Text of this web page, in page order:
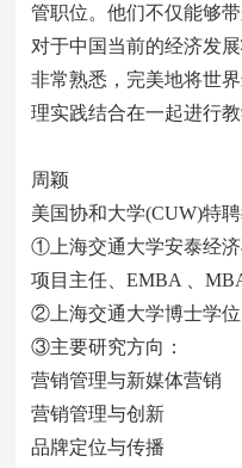
管职位。他们不仅能够
对于中国当前的经济发
非常熟悉，完美地将世
理实践结合在一起进行教
周颖
美国协和大学(CUW)特
①上海交通大学安泰经
项目主任、EMBA 、
②上海交通大学博士学位
③主要研究方向：
营销管理与新媒体营销
营销管理与创新
品牌定位与传播